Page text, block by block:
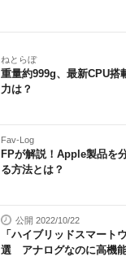
ねとらぼ
重量約999g、最新CPU搭
力は？
Fav-Log
FPが解説！Apple製品を
る方法とは？
公開 2022/10/22
「ハイブリッドスマート
選 アナログなのに高機